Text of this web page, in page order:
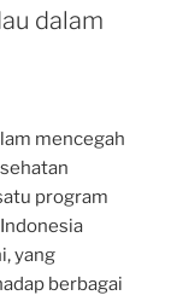
dalam
mencegah
program
yang
berbagai